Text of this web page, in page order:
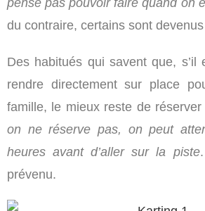
pense pas pouvoir faire quand on
du contraire, certains sont
Des habitués qui savent que, s’il
rendre directement sur place
famille, le mieux reste de
on ne réserve pas, on peut
heures avant d’aller sur la piste
prévenu.